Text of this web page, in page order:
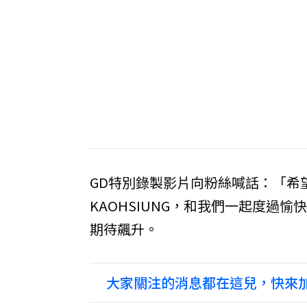
GD特別錄製影片向粉絲喊話：「
KAOHSIUNG，和我們一起度過愉
期待飆升。
大家關注的消息都在這兒，快來